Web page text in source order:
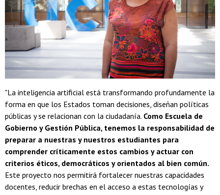
"La inteligencia artificial está transformando profundamente la
forma en que los Estados toman decisiones, diseñan políticas
públicas y se relacionan con la ciudadanía. Como Escuela de
Gobierno y Gestión Pública, tenemos la responsabilidad de
preparar a nuestras y nuestros estudiantes para
comprender críticamente estos cambios y actuar con
criterios éticos, democráticos y orientados al bien común.
Este proyecto nos permitirá fortalecer nuestras capacidades
docentes, reducir brechas en el acceso a estas tecnologías y